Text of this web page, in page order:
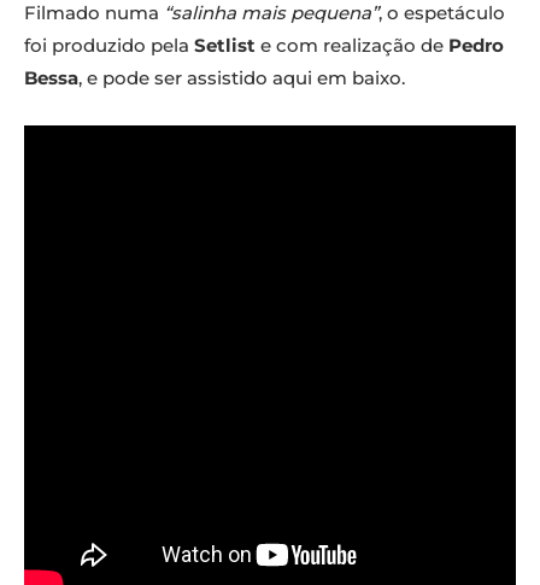
Filmado numa “salinha mais pequena”, o espetáculo
foi produzido pela Setlist e com realização de Pedro
Bessa, e pode ser assistido aqui em baixo.